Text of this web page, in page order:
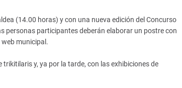
(14.00 horas) y con una nueva edición del Concurso
personas participantes deberán elaborar un postre con
municipal.
y, ya por la tarde, con las exhibiciones de